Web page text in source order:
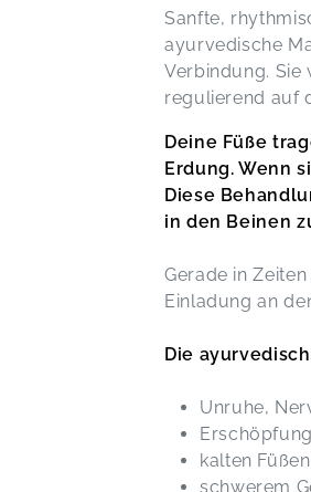
Sanfte,
ayurvedische
Verbindung. Sie
regulierend auf
Deine Füße
Erdung. Wenn
Diese
in den Beinen
Gerade in
Einladung an
Die
Unruhe,
kalten
schwerem